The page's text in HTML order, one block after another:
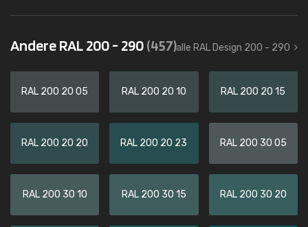
Andere RAL 200 - 290(457)alle RAL Design 200 - 290
RAL 200 20 05 RAL 200 20 10 RAL 200 20 15
RAL 200 20 20 RAL 200 20 23 RAL 200 30 05
RAL 200 30 10 RAL 200 30 15 RAL 200 30 20